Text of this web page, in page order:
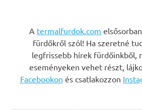
A termalfurdok.com
fürdőkről szól! Ha szeretné
legfrissebb hírek fürdőinkből,
eseményeken vehet részt,
Facebookon és csatlakozzon